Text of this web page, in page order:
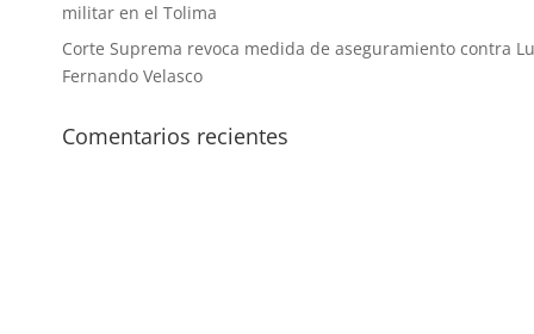
militar en el Tolima
Corte Suprema revoca medida de aseguramiento contra
Fernando Velasco
Comentarios recientes